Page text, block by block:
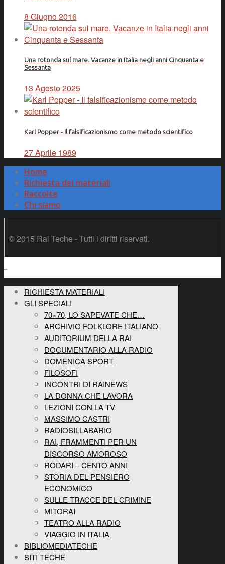
8 Giugno 2016
Una rotonda sul mare. Vacanze in Italia negli anni Cinquanta e
Sessanta
13 Agosto 2025
Karl Popper - Il falsificazionismo come metodo scientifico
27 Aprile 1989
Home
Richiesta dei materiali
Raccolte
Chi siamo
© 2015 Rai Teche - Tutti i diritti riservati.
RICHIESTA MATERIALI
GLI SPECIALI
70×70, LO SAPEVATE CHE…
ARCHIVIO FOLKLORE ITALIANO
AUDITORIUM DELLA RAI
DOCUMENTARIO ALLA RADIO
DOMENICA SPORT
FILOSOFI
INCONTRI DI RAINEWS
LA DONNA CHE LAVORA
LEZIONI CON LA TV
MASSIMO CASTRI
RADIOSILLABARIO
RAI, FRAMMENTI PER UN
DISCORSO AMOROSO
RODARI – CENTO ANNI
STORIA DEL PENSIERO
ECONOMICO
SULLE TRACCE DEL CRIMINE
MITORAI
TEATRO ALLA RADIO
VIAGGIO IN ITALIA
BIBLIOMEDIATECHE
SITI TECHE